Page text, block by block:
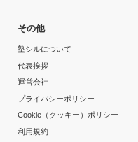
その他
塾シルについて
代表挨拶
運営会社
プライバシーポリシー
Cookie（クッキー）ポリシー
利用規約